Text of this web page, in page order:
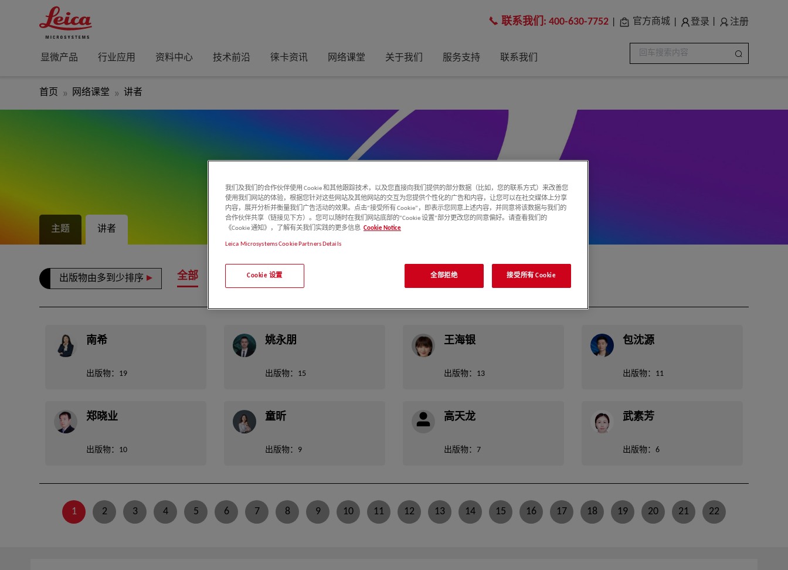
联系我们: 400-630-7752 官方商城 登录 注册
显微产品 行业应用 资料中心 技术前沿 徕卡资讯 网络课堂 关于我们 服务支持 联系我们
首页 网络课堂 讲者
主题 讲者
出版物由多到少排序 全部 D F G T W
南希
出版物：19
姚永朋
出版物：15
王海银
出版物：13
包沈源
出版物：11
郑晓业
出版物：10
童昕
出版物：9
高天龙
出版物：7
武素芳
出版物：6
1 2 3 4 5 6 7 8 9 10 11 12 13 14 15 16 17 18 19 20 21 22
我们及我们的合作伙伴使用 Cookie 和其他跟踪技术，以及您直接向我们提供的部分数据（比如，您的联系方式）来改善您
使用我们网站的体验，根据您针对这些网站及其他网站的交互为您提供个性化的广告和内容，让您可以在社交媒体上分享
内容，展开分析并衡量我们广告活动的效果。点击“接受所有 Cookie”，即表示您同意上述内容，并同意将该数据与我们的
合作伙伴共享（链接见下方）。您可以随时在我们网站底部的“Cookie 设置”部分更改您的同意偏好。请查看我们的
《Cookie 通知》，了解有关我们实践的更多信息 Cookie Notice
Leica Microsystems Cookie Partners Details
Cookie 设置 全部拒绝 接受所有 Cookie